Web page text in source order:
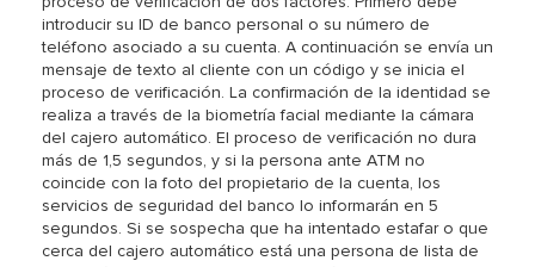
introducir su ID de banco personal o su número de
teléfono asociado a su cuenta. A continuación se envía un
mensaje de texto al cliente con un código y se inicia el
proceso de verificación. La confirmación de la identidad se
realiza a través de la biometría facial mediante la cámara
del cajero automático. El proceso de verificación no dura
más de 1,5 segundos, y si la persona ante ATM no
coincide con la foto del propietario de la cuenta, los
servicios de seguridad del banco lo informarán en 5
segundos. Si se sospecha que ha intentado estafar o que
cerca del cajero automático está una persona de lista de